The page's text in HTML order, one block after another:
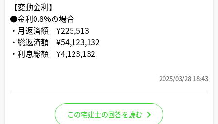
【変動金利】
●金利0.8%の場合
・月返済額 ¥225,513
・総返済額 ¥54,123,132
・利息総額 ¥4,123,132
2025/03/28 18:43
この宅建士の回答を読む